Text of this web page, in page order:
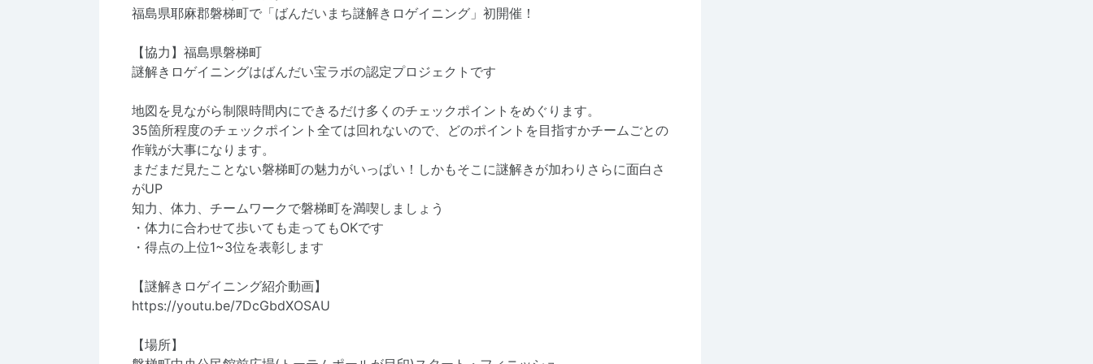
福島県耶麻郡磐梯町で「ばんだいまち謎解きロゲイニング」初開催！
【協力】福島県磐梯町
謎解きロゲイニングはばんだい宝ラボの認定プロジェクトです
地図を見ながら制限時間内にできるだけ多くのチェックポイントをめぐります。
35箇所程度のチェックポイント全ては回れないので、どのポイントを目指すかチームごとの
作戦が大事になります。
まだまだ見たことない磐梯町の魅力がいっぱい！しかもそこに謎解きが加わりさらに面白さ
がUP
知力、体力、チームワークで磐梯町を満喫しましょう
・体力に合わせて歩いても走ってもOKです
・得点の上位1~3位を表彰します
【謎解きロゲイニング紹介動画】
https://youtu.be/7DcGbdXOSAU
【場所】